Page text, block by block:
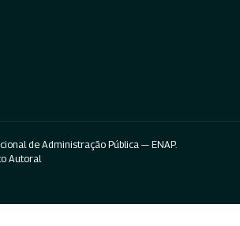
de Administração Pública — ENAP.
Autoral